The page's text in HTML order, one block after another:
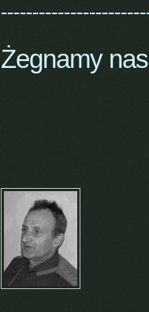
Żegnamy